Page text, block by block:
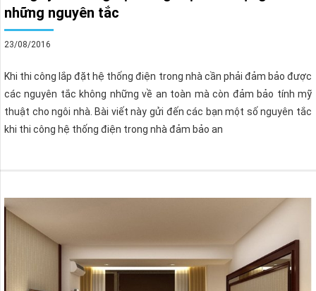
những nguyên tắc
23/08/2016
Khi thi công lắp đặt hệ thống điện trong nhà cần phải đảm bảo được
các nguyên tắc không những về an toàn mà còn đảm bảo tính mỹ
thuật cho ngôi nhà. Bài viết này gửi đến các bạn một số nguyên tắc
khi thi công hệ thống điện trong nhà đảm bảo an